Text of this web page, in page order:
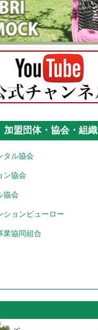
加盟団体・協会・組織
タル協会
ン協会
協会
ションビューロー
業協同組合